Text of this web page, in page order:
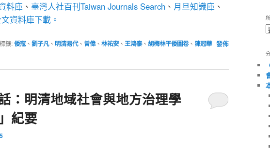
料庫 、 臺灣人社百刊Taiwan Journals Search 、 月旦知識庫 、
資料庫下載。
標籤:倭寇、 劉子凡、 明清易代、 曾偉、 林祐安、 王鴻泰、 胡梅林平倭圖卷、 陳冠華 | 發佈
話：明清地域社會與地方治理學
紀要
章